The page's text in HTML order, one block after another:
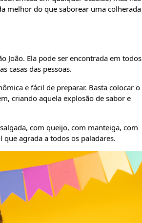
melhor do que saborear uma colherada
João. Ela pode ser encontrada em todos
casas das pessoas.
e fácil de preparar. Basta colocar o
criando aquela explosão de sabor e
com queijo, com manteiga, com
agrada a todos os paladares.